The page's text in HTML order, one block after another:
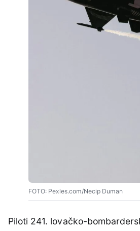
FOTO: Pexles.com/Necip Duman
Piloti 241. lovačko-